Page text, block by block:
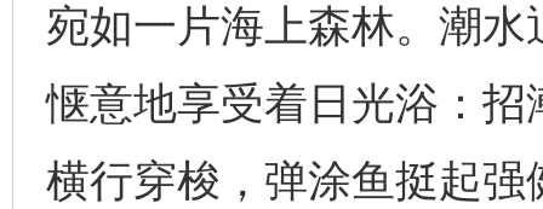
宛如一片海上森林。潮
惬意地享受着日光浴：
横行穿梭，弹涂鱼挺起